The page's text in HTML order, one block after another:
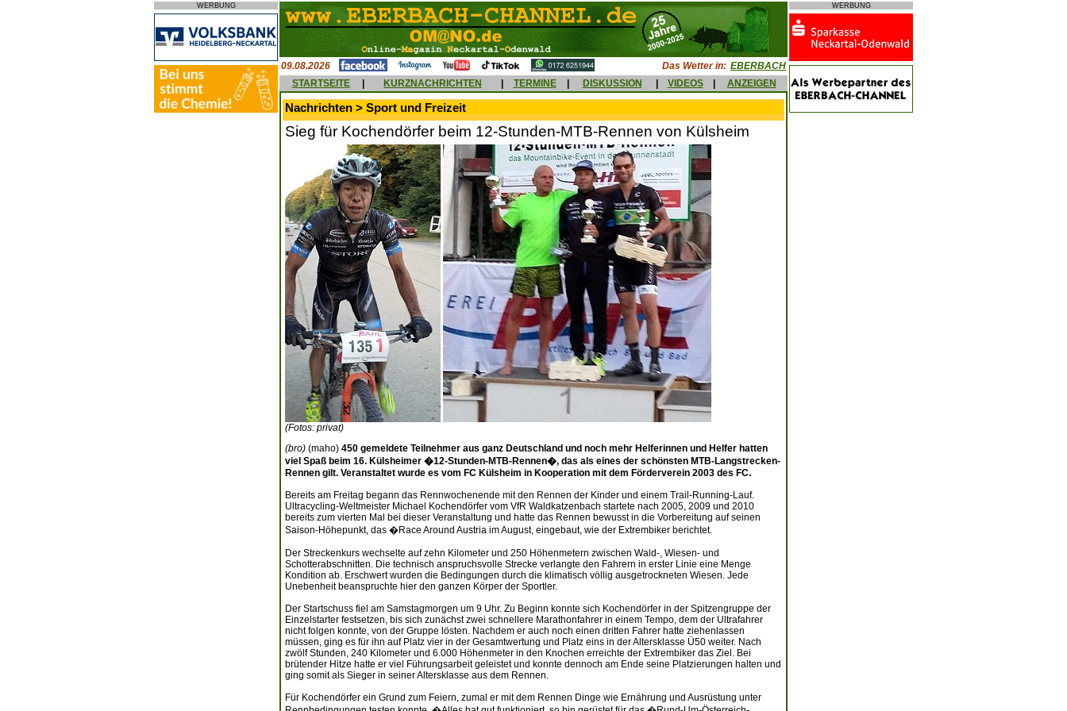
WERBUNG
09.08.2026 Das Wetter in: EBERBACH
STARTSEITE
KURZNACHRICHTEN TERMINE DISKUSSION VIDEOS ANZEIGEN
Nachrichten > Sport und Freizeit
Sieg für Kochendörfer beim 12-Stunden-MTB-Rennen von Külsheim
(Fotos: privat)
(bro) (maho) 450 gemeldete Teilnehmer aus ganz Deutschland und noch mehr Helferinnen und Helfer hatten
viel Spaß beim 16. Külsheimer �12-Stunden-MTB-Rennen�, das als eines der schönsten MTB-Langstrecken-
Rennen gilt. Veranstaltet wurde es vom FC Külsheim in Kooperation mit dem Förderverein 2003 des FC.
Bereits am Freitag begann das Rennwochenende mit den Rennen der Kinder und einem Trail-Running-Lauf.
Ultracycling-Weltmeister Michael Kochendörfer vom VfR Waldkatzenbach startete nach 2005, 2009 und 2010
bereits zum vierten Mal bei dieser Veranstaltung und hatte das Rennen bewusst in die Vorbereitung auf seinen
Saison-Höhepunkt, das �Race Around Austria im August, eingebaut, wie der Extrembiker berichtet.
Der Streckenkurs wechselte auf zehn Kilometer und 250 Höhenmetern zwischen Wald-, Wiesen- und
Schotterabschnitten. Die technisch anspruchsvolle Strecke verlangte den Fahrern in erster Linie eine Menge
Kondition ab. Erschwert wurden die Bedingungen durch die klimatisch völlig ausgetrockneten Wiesen. Jede
Unebenheit beanspruchte hier den ganzen Körper der Sportler.
Der Startschuss fiel am Samstagmorgen um 9 Uhr. Zu Beginn konnte sich Kochendörfer in der Spitzengruppe der
Einzelstarter festsetzen, bis sich zunächst zwei schnellere Marathonfahrer in einem Tempo, dem der Ultrafahrer
nicht folgen konnte, von der Gruppe lösten. Nachdem er auch noch einen dritten Fahrer hatte ziehenlassen
müssen, ging es für ihn auf Platz vier in der Gesamtwertung und Platz eins in der Altersklasse Ü50 weiter. Nach
zwölf Stunden, 240 Kilometer und 6.000 Höhenmeter in den Knochen erreichte der Extrembiker das Ziel. Bei
brütender Hitze hatte er viel Führungsarbeit geleistet und konnte dennoch am Ende seine Platzierungen halten und
ging somit als Sieger in seiner Altersklasse aus dem Rennen.
Für Kochendörfer ein Grund zum Feiern, zumal er mit dem Rennen Dinge wie Ernährung und Ausrüstung unter
WERBUNG